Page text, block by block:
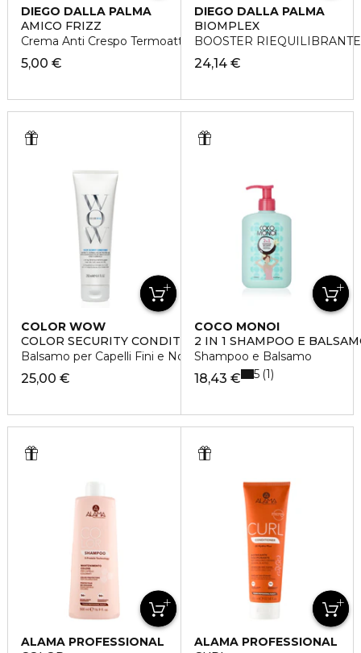
DIEGO DALLA PALMA
AMICO FRIZZ
Crema Anti Crespo Termoattiva Discovery
5,00 €
DIEGO DALLA PALMA
BIOMPLEX
BOOSTER
24,14 €
COLOR WOW
COLOR SECURITY CONDITIONER
Balsamo per Capelli Fini e Normali
25,00 €
COCO MONOI
2 IN 1 SHAMPOO E
Shampoo e Balsamo
18,43 € 5 1
ALAMA PROFESSIONAL
ALAMA PROFESSIONAL